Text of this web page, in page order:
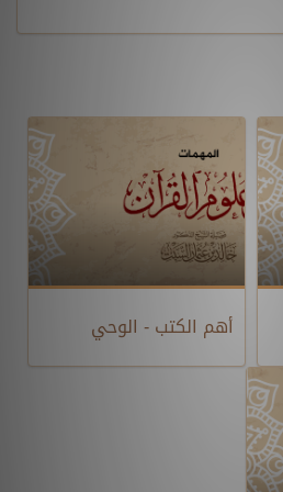
أهم الكتب - الوحي